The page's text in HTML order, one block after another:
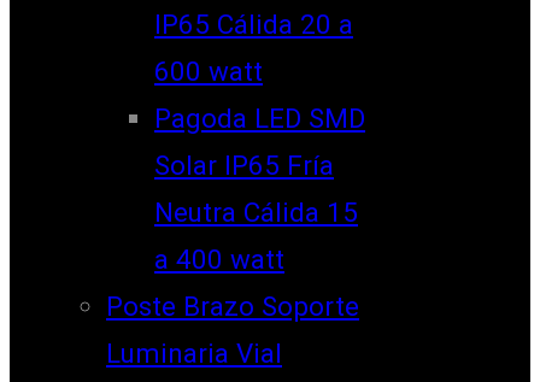
IP65 Cálida 20 a
600 watt
Pagoda LED SMD
Solar IP65 Fría
Neutra Cálida 15
a 400 watt
Poste Brazo Soporte
Luminaria Vial